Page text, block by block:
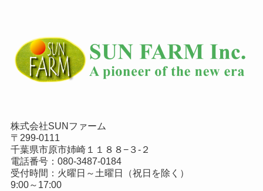
株式会社SUNファーム
〒299-0111
千葉県市原市姉崎１１８８−３-２
電話番号： 080-3487-0184
受付時間：火曜日～土曜日（祝日を除く）
9:00～17:00